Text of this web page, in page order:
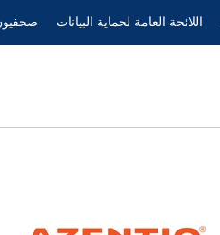
اللائحة العامة لحماية البيانات